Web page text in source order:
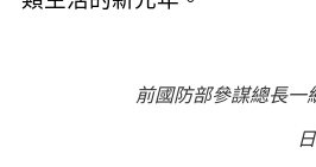
前國防部參謀總長一